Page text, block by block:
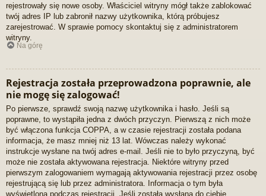
rejestrowały się nowe osoby. Właściciel witryny mógł także zablokować
twój adres IP lub zabronił nazwy użytkownika, którą próbujesz
zarejestrować. W sprawie pomocy skontaktuj się z administratorem
witryny.
Na górę
Rejestracja została przeprowadzona poprawnie, ale
nie mogę się zalogować!
Po pierwsze, sprawdź swoją nazwę użytkownika i hasło. Jeśli są
poprawne, to wystąpiła jedna z dwóch przyczyn. Pierwszą z nich może
być włączona funkcja COPPA, a w czasie rejestracji została podana
informacja, że masz mniej niż 13 lat. Wówczas należy wykonać
instrukcje wysłane na twój adres e-mail. Jeśli nie to było przyczyną, być
może nie została aktywowana rejestracja. Niektóre witryny przed
pierwszym zalogowaniem wymagają aktywowania rejestracji przez osobę
rejestrującą się lub przez administratora. Informacja o tym była
wyświetlona podczas rejestracji. Jeśli została wysłana do ciebie